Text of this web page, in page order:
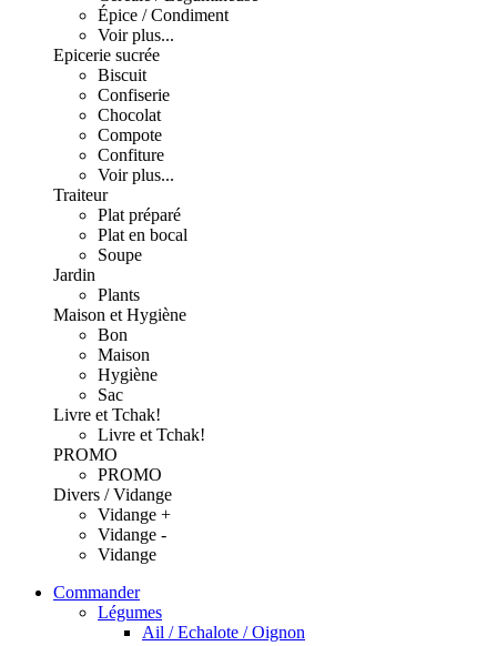
Épice / Condiment
Voir plus...
Epicerie sucrée
Biscuit
Confiserie
Chocolat
Compote
Confiture
Voir plus...
Traiteur
Plat préparé
Plat en bocal
Soupe
Jardin
Plants
Maison et Hygiène
Bon
Maison
Hygiène
Sac
Livre et Tchak!
Livre et Tchak!
PROMO
PROMO
Divers / Vidange
Vidange +
Vidange -
Vidange
Commander
Légumes
Ail / Echalote / Oignon